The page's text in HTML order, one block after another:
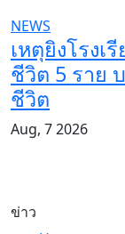
NEWS
เหตุยิงโรงเ
ชีวิต 5 ราย
ชีวิต
Aug, 7 2026
ข่าว